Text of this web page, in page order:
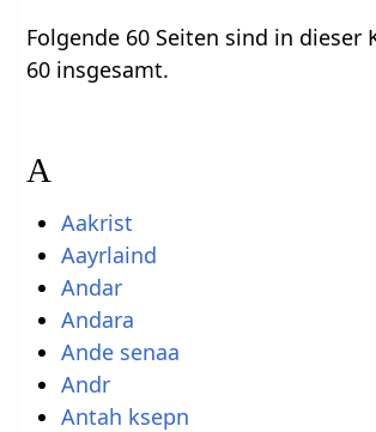
Folgende 60 Seiten sind in dieser
60 insgesamt.
A
Aakrist
Aayrlaind
Andar
Andara
Ande senaa
Andr
Antah ksepn